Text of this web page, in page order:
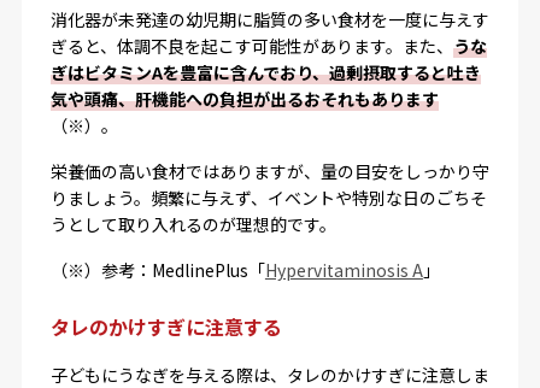
消化器が未発達の幼児期に脂質の多い食材を一度に与えす
ぎると、体調不良を起こす可能性があります。また、 うな
ぎはビタミンAを豊富に含んでおり、過剰摂取すると吐き
気や頭痛、肝機能への負担が出るおそれもあります
（※）。
栄養価の高い食材ではありますが、量の目安をしっかり守
りましょう。頻繁に与えず、イベントや特別な日のごちそ
うとして取り入れるのが理想的です。
（※）参考：MedlinePlus「Hypervitaminosis A」
タレのかけすぎに注意する
子どもにうなぎを与える際は、タレのかけすぎに注意しま